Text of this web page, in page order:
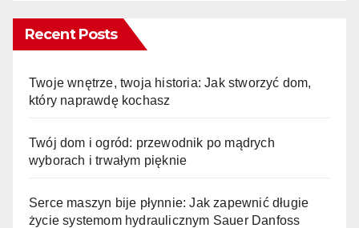
Recent Posts
Twoje wnętrze, twoja historia: Jak stworzyć dom,
który naprawdę kochasz
Twój dom i ogród: przewodnik po mądrych
wyborach i trwałym pięknie
Serce maszyn bije płynnie: Jak zapewnić długie
życie systemom hydraulicznym Sauer Danfoss